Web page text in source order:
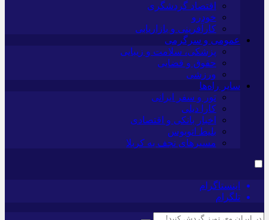
اقتصاد گردشگری
خودرو
کارآفرینی و بازاریابی
عمومی و سرگرمی
پزشکی، سلامت و زیبایی
حقوق و قضایی
ورزشی
سایر راه‌ها
تور و سفر ایرانی
کارا دیلی
اخبار بانکی و اقتصادی
بلیط اتوبوس
مسیرهای نجف به کربلا
اینستاگرام
تلگرام